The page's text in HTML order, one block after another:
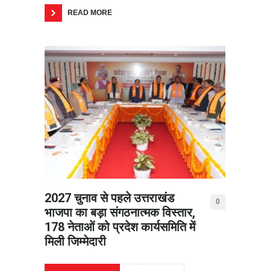
READ MORE
2027 चुनाव से पहले उत्तराखंड
भाजपा का बड़ा संगठनात्मक विस्तार,
178 नेताओं को प्रदेश कार्यसमिति में
मिली जिम्मेदारी
0